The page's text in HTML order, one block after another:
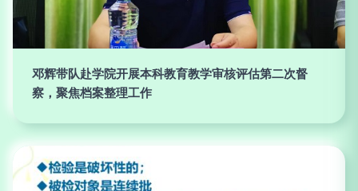
邓辉带队赴学院开展本科教育教学审核评估第二次督
察，聚焦档案整理工作